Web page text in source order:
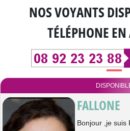
NOS VOYANTS
TÉLÉPHONE
FALLONE
Bonjour ,je suis